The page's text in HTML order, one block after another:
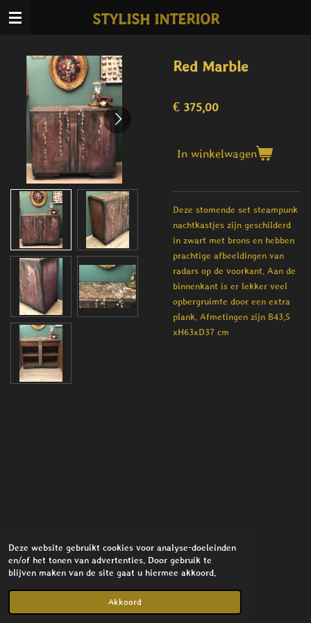
Deze website gebruikt cookies voor analyse-doeleinden
en/of het tonen van advertenties. Door gebruik te
blijven maken van de site gaat u hiermee akkoord.
Akkoord
Ga
hoofdinhoud
STYLISH INTERIOR
Red Marble
€ 375,00
In winkelwagen
Deze stomende set steampunk
nachtkastjes zijn geschilderd
in zwart met brons en hebben
prachtige afbeeldingen van
radars op de voorkant. Aan de
binnenkant is er lekker veel
opbergruimte door een extra
plank. Afmetingen zijn B43,5
xH63xD37 cm
© 2021 - 2026 Stylish Interior
Powered by